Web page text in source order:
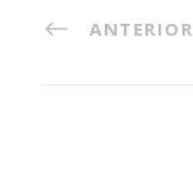
ANTERIOR